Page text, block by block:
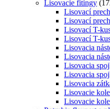
Lisovacie fitingy
Lisovací
Lisovací
Lisovací T-
Lisovací T-
Lisovacia
Lisovacia
Lisovacia
Lisovacia
Lisovacia
Lisovacie
Lisovacie